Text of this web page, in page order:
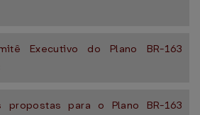
Executivo do Plano BR-163
para o Plano BR-163